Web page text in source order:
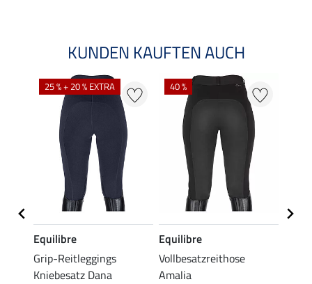
KUNDEN KAUFTEN AUCH
25 % + 20 % EXTRA
Equilibre
Grip-Reitleggings
Kniebesatz Dana
40 %
Equilibre
Vollbesatzreithose
Amalia